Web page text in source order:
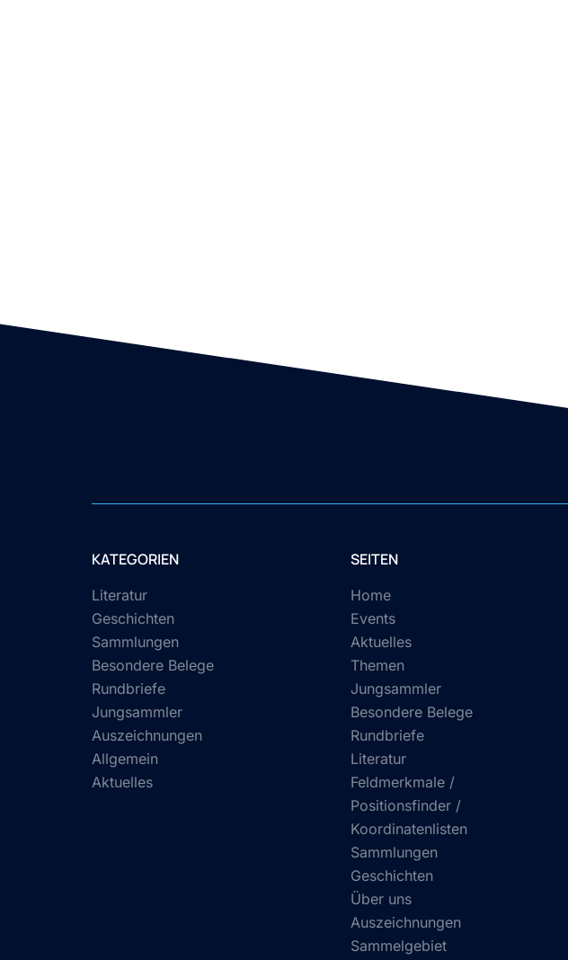
KATEGORIEN
Literatur
Geschichten
Sammlungen
Besondere Belege
Rundbriefe
Jungsammler
Auszeichnungen
Allgemein
Aktuelles
SEITEN
Home
Events
Aktuelles
Themen
Jungsammler
Besondere Belege
Rundbriefe
Literatur
Feldmerkmale /
Positionsfinder /
Koordinatenlisten
Sammlungen
Geschichten
Über uns
Auszeichnungen
Sammelgebiet